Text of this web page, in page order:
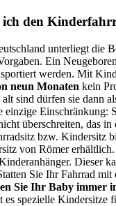
den
unterliegt die
Ein
werden. Mit
neun Monaten kein
sind dürfen sie dann
Einschränkung:
überschreiten, das
bzw. Kindersitz
von Römer
Dieser
Sie Ihr Fahrrad
Sie Ihr Baby immer
spezielle Kindersitze